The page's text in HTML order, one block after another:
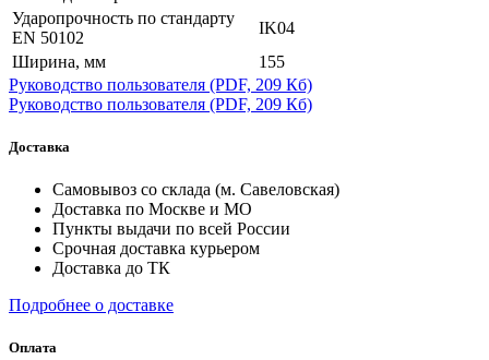
Ударопрочность по стандарту
EN 50102
IK04
Ширина, мм
155
Руководство пользователя (PDF, 209 Кб)
Руководство пользователя (PDF, 209 Кб)
Доставка
Самовывоз со склада (м. Савеловская)
Доставка по Москве и МО
Пункты выдачи по всей России
Срочная доставка курьером
Доставка до ТК
Подробнее о доставке
Оплата